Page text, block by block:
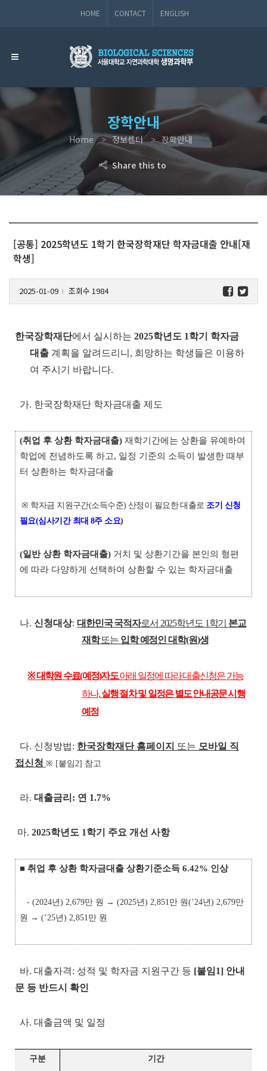
HOME CONTACT ENGLISH
장학안내
Home 정보센터 장학안내
Share this to
[공통] 2025학년도 1학기 한국장학재단 학자금대출 안내[재
학생]
2025-01-09 l 조회수 1984
한국장학재단에서 실시하는 2025학년도 1학기 학자금
대출계획을 알려드리니, 희망하는 학생들은 이용하
여 주시기 바랍니다.
가. 한국장학재단 학자금대출 제도
(취업 후 상환 학자금대출) 재학기간에는 상환을 유예하여
학업에 전념하도록 하고, 일정 기준의 소득이 발생한 때부
터 상환하는 학자금대출
※ 학자금 지원구간(소득수준) 산정이 필요한 대출로 조기 신청
필요(심사기간 최대 8주 소요)
(일반 상환 학자금대출) 거치 및 상환기간을 본인의 형편
에 따라 다양하게 선택하여 상환할 수 있는 학자금대출
나. 신청대상: 대한민국 국적자로서 2025학년도 1학기 본교
재학또는 입학 예정인 대학(원)생
※대학원 수료(예정)자도아래 일정에 따라 대출신청은 가능
하나,실행 절차 및 일정은 별도 안내공문 시행
예정
다. 신청방법: 한국장학재단 홈페이지 또는 모바일 직
접신청 ※ [붙임2] 참고
라. 대출금리: 연 1.7%
마. 2025학년도 1학기 주요 개선 사항
■ 취업 후 상환 학자금대출 상환기준소득 6.42% 인상
- (2024년) 2,679만 원 → (2025년) 2,851만 원(’24년) 2,679만
원 → (’25년) 2,851만 원
바. 대출자격: 성적 및 학자금 지원구간 등 [붙임1] 안내
문 등 반드시 확인
사. 대출금액 및 일정
구분 기간